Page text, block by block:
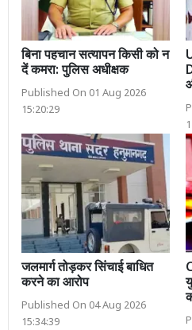
बिना पहचान सत्यापन किसी को न
दें कमरा: पुलिस अधीक्षक
Published On 01 Aug 2026
15:20:29
जलमार्ग तोड़कर सिंचाई बाधित
करने का आरोप
Published On 04 Aug 2026
15:34:39